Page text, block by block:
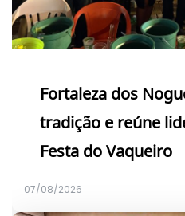
Fortaleza dos
tradição e reúne
Festa do Vaqueiro
07/08/2026